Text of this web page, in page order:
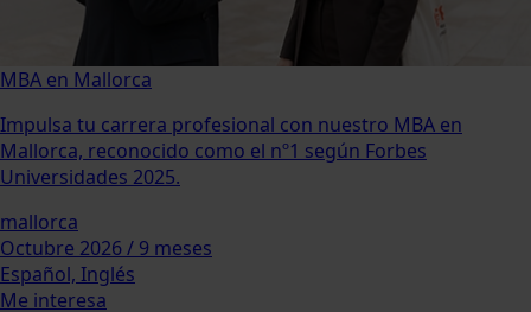
MBA en Mallorca
Impulsa tu carrera profesional con nuestro MBA en
Mallorca, reconocido como el nº1 según Forbes
Universidades 2025.
mallorca
Octubre 2026 / 9 meses
Español, Inglés
Me interesa